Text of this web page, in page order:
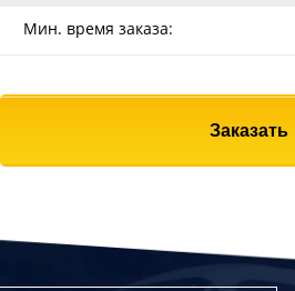
Мин. время заказа:
Заказать